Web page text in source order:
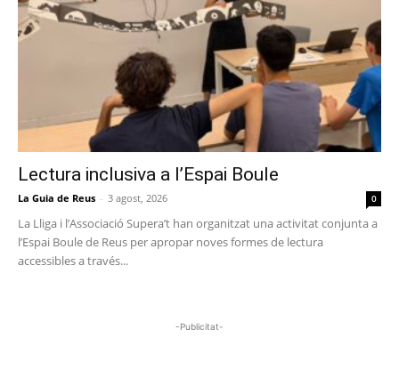
Lectura inclusiva a l’Espai Boule
La Guia de Reus - 3 agost, 2026 0
La Lliga i l’Associació Supera’t han organitzat una activitat conjunta a
l’Espai Boule de Reus per apropar noves formes de lectura
accessibles a través...
-Publicitat-